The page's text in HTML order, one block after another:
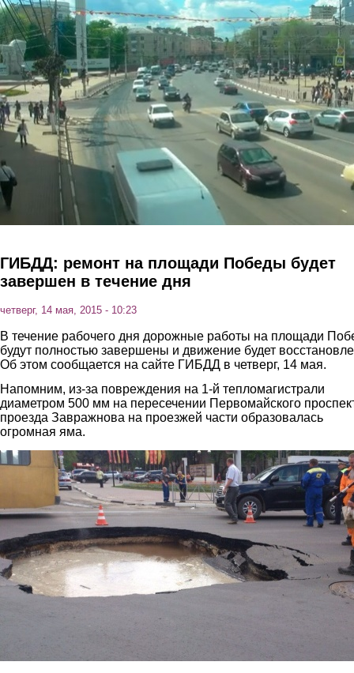
Перейти к основному содержанию
ГИБДД: ремонт на площади Победы будет
завершен в течение дня
четверг, 14 мая, 2015 - 10:23
В течение рабочего дня дорожные работы на площади
будут полностью завершены и движение будет
Об этом сообщается на сайте ГИБДД в четверг, 14 мая.
Напомним, из-за повреждения на 1-й тепломагистрали
диаметром 500 мм на пересечении Первомайского
проезда Завражнова на проезжей части образовалась
огромная яма.
1.jpg